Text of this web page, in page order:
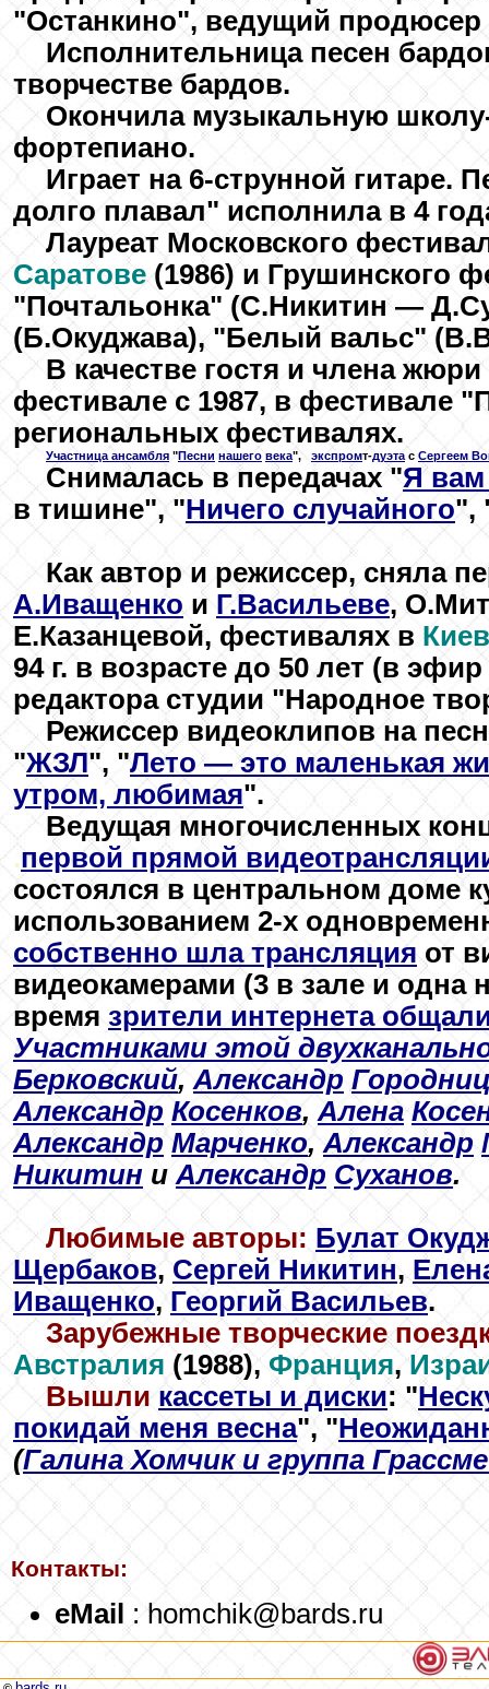
"Останкино", ведущий
Исполнительница песен
творчестве бардов.
Окончила музыкальную
фортепиано.
Играет на 6-струнной
долго плавал" исполнила в 4
Лауреат Московского
Саратове(1986) и Грушинского
"Почтальонка" (С.Никитин —
(Б.Окуджава), "Белый вальс"
В качестве гостя и члена
фестивале с 1987, в фестивале
региональных фестивалях.
Участница ансамбля "Песни нашего века", . экспромт-дуэта с Сергеем
Снималась в передачах "Я
в тишине", "Ничего случайного",
Как автор и режиссер, сняла
А.Иващенкои Г.Васильеве,
Е.Казанцевой, фестивалях в
94 г. в возрасте до 50 лет (в
редактора студии "Народное
Режиссер видеоклипов на
"ЖЗЛ", "Лето — это маленькая
утром, любимая".
Ведущая многочисленных
.первой прямой
состоялся в центральном доме
использованием 2-х
собственно шла трансляцияот
видеокамерами (3 в зале и одна
время зрители интернета
Участниками этой
Берковский, Александр
Александр Косенков, Алена
Александр Марченко, Александр
Никитин и Александр Суханов.
Любимые авторы: Булат
Щербаков, Сергей Никитин,
Иващенко, Георгий Васильев.
Зарубежные творческие
Австралия (1988), Франция,
Вышли кассеты и диски: "
покидай меня весна", "
(Галина Хомчик и группа
Контакты:
eMail : homchik@bards.ru